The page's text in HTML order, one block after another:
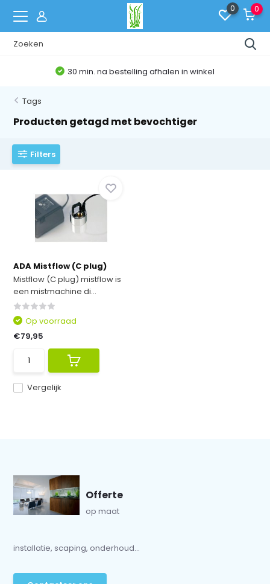
0 0
30 min. na bestelling afhalen in winkel
Tags
Producten getagd met bevochtiger
Filters
ADA Mistflow (C plug)
Mistflow (C plug) mistflow is
een mistmachine di...
Vergelijk
Op voorraad
€79,95
Offerte
op maat
installatie, scaping, onderhoud...